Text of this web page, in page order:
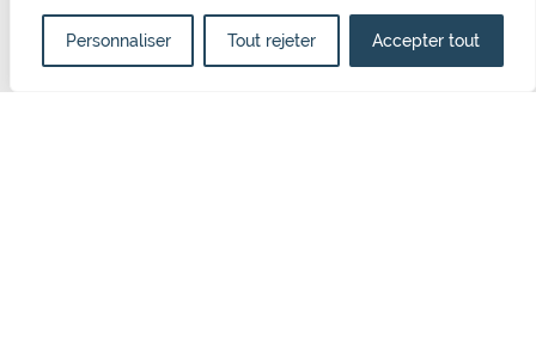
Personnaliser Tout rejeter Accepter tout
20 rue de l'Eglise 14123, Cormelles Le Royal
02 31 52 12 29
mairie@cormellesleroyal.fr